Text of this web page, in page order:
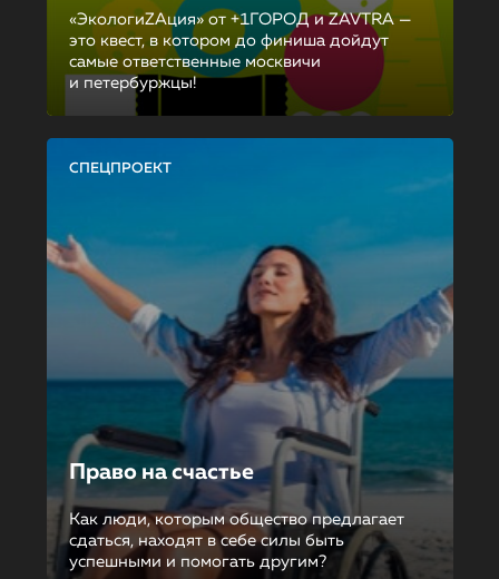
«ЭкологиZAция» от +1ГОРОД и ZAVTRA —
это квест, в котором до финиша дойдут
самые ответственные москвичи
и петербуржцы!
СПЕЦПРОЕКТ
Право на счастье
Как люди, которым общество предлагает
сдаться, находят в себе силы быть
успешными и помогать другим?